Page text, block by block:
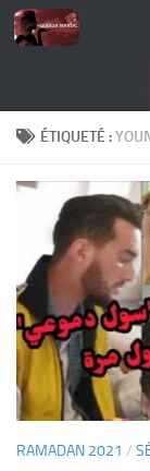
Skip to content
ÉTIQUETÉ :
RAMADAN 2021 /